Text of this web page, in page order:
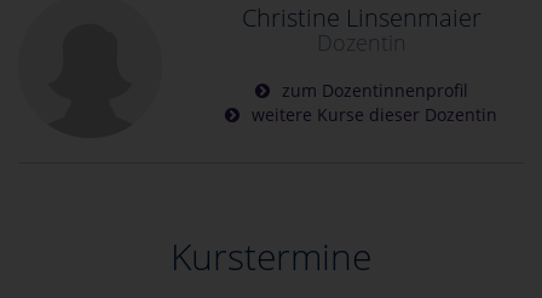
Christine Linsenmaier
Dozentin
zum Dozentinnenprofil
weitere Kurse dieser Dozentin
Kurstermine